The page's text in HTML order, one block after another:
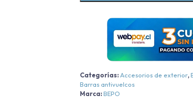
Bepo
Chevrolet
Colorado
LS/LT/LTZ
Negra
-
Categorías: Accesorios de exterior,
Barras antivuelcos
Marca:BEPO